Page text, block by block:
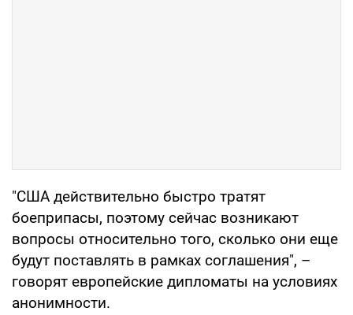
"США действительно быстро тратят
боеприпасы, поэтому сейчас возникают
вопросы относительно того, сколько они еще
будут поставлять в рамках соглашения", –
говорят европейские дипломаты на условиях
анонимности.